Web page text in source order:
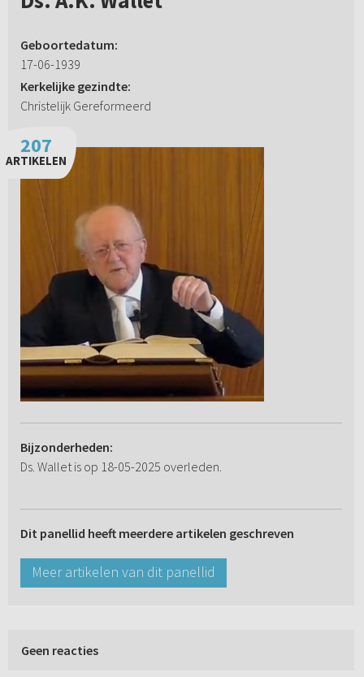
Geboortedatum:
17-06-1939
Kerkelijke gezindte:
Christelijk Gereformeerd
207
ARTIKELEN
Bijzonderheden:
Ds. Wallet is op 18-05-2025 overleden.
Dit panellid heeft meerdere artikelen geschreven
Meer artikelen van dit panellid
Geen reacties